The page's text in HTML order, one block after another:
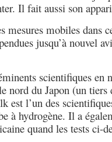
Il fait aussi son
mesures mobiles dans
jusqu’à nouvel
scientifiques en
nord du Japon (un
est l’un des
à hydrogène. Il a
quand les tests ci-